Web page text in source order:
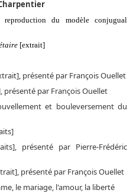
du modèle conjugual
[extrait]
présenté par François Ouellet
présenté par François Ouellet
et bouleversement du
présenté par Pierre-Frédéric
présenté par François Ouellet
le mariage, l'amour, la liberté